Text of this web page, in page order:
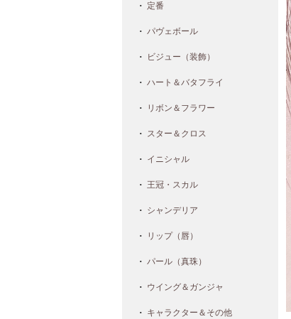
定番
パヴェボール
ビジュー（装飾）
ハート＆バタフライ
リボン＆フラワー
スター＆クロス
イニシャル
王冠・スカル
シャンデリア
リップ（唇）
パール（真珠）
ウイング＆ガンジャ
キャラクター＆その他